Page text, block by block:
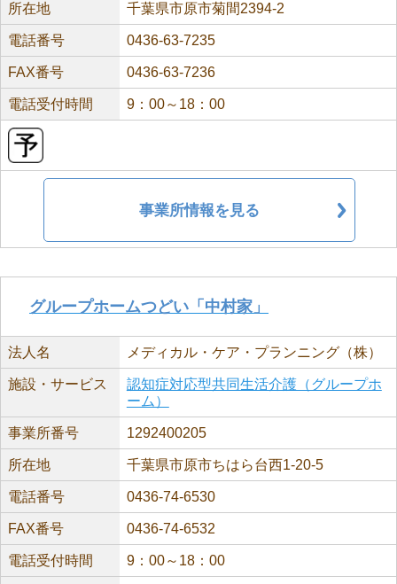
所在地 千葉県市原市菊間2394-2
電話番号 0436-63-7235
FAX番号 0436-63-7236
電話受付時間 9：00～18：00
事業所情報を見る
グループホームつどい「中村家」
法人名 メディカル・ケア・プランニング（株）
施設・サービス
認知症対応型共同生活介護（グループホ
ーム）
事業所番号 1292400205
所在地 千葉県市原市ちはら台西1-20-5
電話番号 0436-74-6530
FAX番号 0436-74-6532
電話受付時間 9：00～18：00